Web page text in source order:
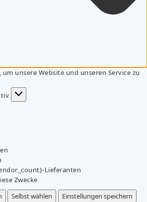
unsere Website und unseren Service zu
Lieferanten
Zwecke
Selbst wählen
Einstellungen speichern